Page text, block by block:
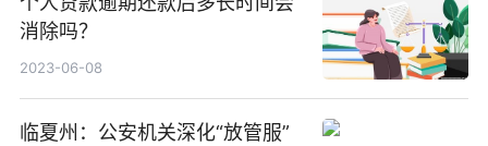
消除吗？
2023-06-08
临夏州：公安机关深化“放管服”